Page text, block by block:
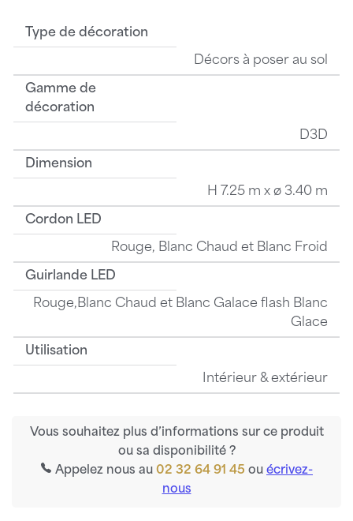
Type de décoration
Décors à poser au sol
Gamme de
décoration
D3D
Dimension
H 7.25 m x ø 3.40 m
Cordon LED
Rouge, Blanc Chaud et Blanc Froid
Guirlande LED
Rouge,Blanc Chaud et Blanc Galace flash Blanc
Glace
Utilisation
Intérieur & extérieur
Vous souhaitez plus d’informations sur ce produit
ou sa disponibilité ?
Appelez nous au 02 32 64 91 45 ou écrivez-
nous